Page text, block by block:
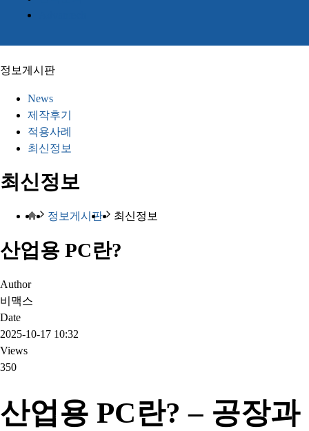
정보게시판
News
제작후기
적용사례
최신정보
최신정보
정보게시판 최신정보
산업용 PC란?
Author
비맥스
Date
2025-10-17 10:32
Views
350
산업용 PC란? – 공장과